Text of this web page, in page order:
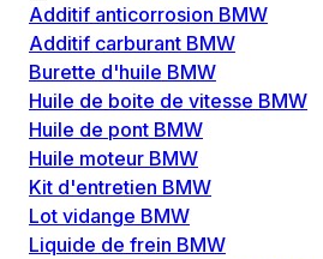
Additif anticorrosion BMW
Additif carburant BMW
Burette d'huile BMW
Huile de boite de vitesse BMW
Huile de pont BMW
Huile moteur BMW
Kit d'entretien BMW
Lot vidange BMW
Liquide de frein BMW